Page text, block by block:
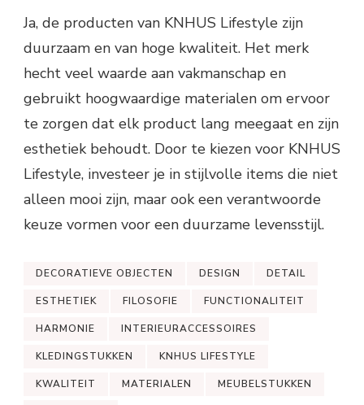
Ja, de producten van KNHUS Lifestyle zijn
duurzaam en van hoge kwaliteit. Het merk
hecht veel waarde aan vakmanschap en
gebruikt hoogwaardige materialen om ervoor
te zorgen dat elk product lang meegaat en zijn
esthetiek behoudt. Door te kiezen voor KNHUS
Lifestyle, investeer je in stijlvolle items die niet
alleen mooi zijn, maar ook een verantwoorde
keuze vormen voor een duurzame levensstijl.
DECORATIEVE OBJECTEN DESIGN DETAIL
ESTHETIEK FILOSOFIE FUNCTIONALITEIT
HARMONIE INTERIEURACCESSOIRES
KLEDINGSTUKKEN KNHUS LIFESTYLE
KWALITEIT MATERIALEN MEUBELSTUKKEN